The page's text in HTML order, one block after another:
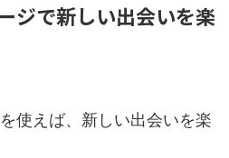
ジで新しい出会いを楽
使えば、新しい出会いを楽